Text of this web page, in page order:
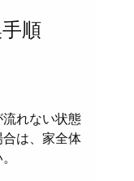
順
れない状態
は、家全体